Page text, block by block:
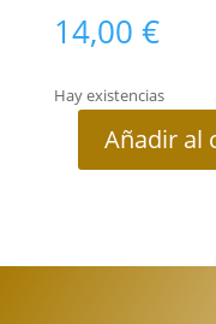
14,00 €
Hay existencias
MacetaAñadir al